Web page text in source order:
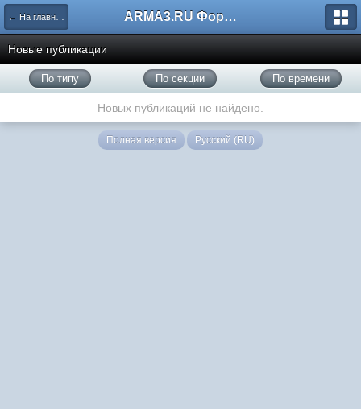
← На главную ARMA3.RU Форум
Новые публикации
По типу По секции По времени
Новых публикаций не найдено.
Полная версия Русский (RU)